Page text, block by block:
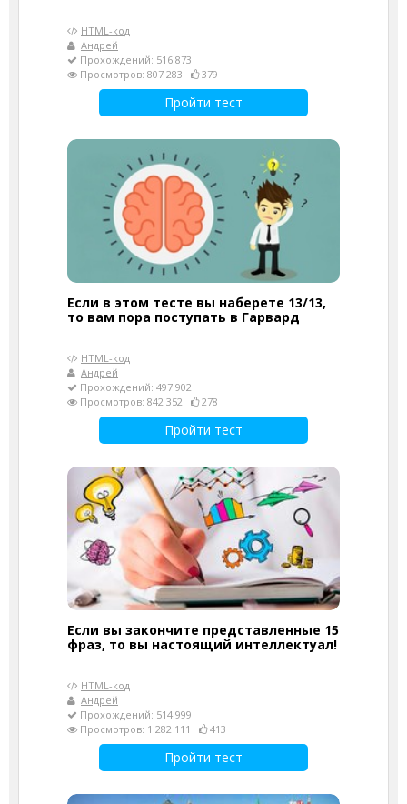
HTML-код
Андрей
Прохождений: 516 873
Просмотров: 807 283
379
Пройти тест
Если в этом тесте вы наберете 13/13,
то вам пора поступать в Гарвард
HTML-код
Андрей
Прохождений: 497 902
Просмотров: 842 352
278
Пройти тест
Если вы закончите представленные 15
фраз, то вы настоящий интеллектуал!
HTML-код
Андрей
Прохождений: 514 999
Просмотров: 1 282 111
413
Пройти тест